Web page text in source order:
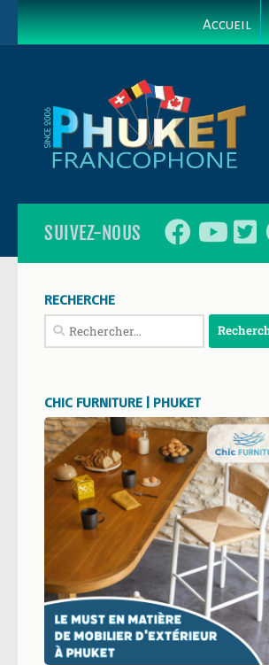
Accueil
SUIVEZ-NOUS
RECHERCHE
Rechercher :
CHIC FURNITURE | PHUKET